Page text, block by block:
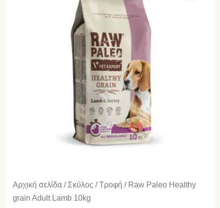
Αρχική σελίδα / Σκύλος /Τροφή / Raw Paleo Healthy
grain Adult Lamb 10kg